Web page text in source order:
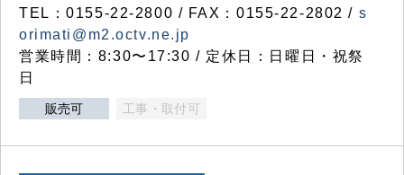
TEL：0155-22-2800 / FAX：0155-22-2802 / s
orimati@m2.octv.ne.jp
営業時間：8:30〜17:30 / 定休日：日曜日・祝祭
日
販売可 工事・取付可